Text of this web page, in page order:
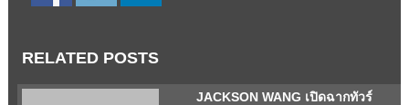
RELATED POSTS
JACKSON WANG เปิดฉากทัวร์